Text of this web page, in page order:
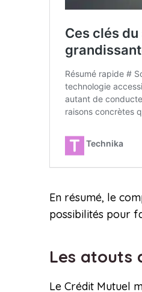
En résumé, le
possibilités pour
Les atouts
Le Crédit Mutuel